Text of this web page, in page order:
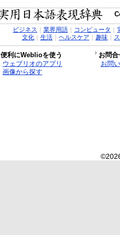
ビジネス 業界用語｜ コンピュータ
文化｜ 生活｜ ヘルスケア 趣味｜
便利にWeblioを使う
お問
ウェブリオのアプリ
画像から探す
お問